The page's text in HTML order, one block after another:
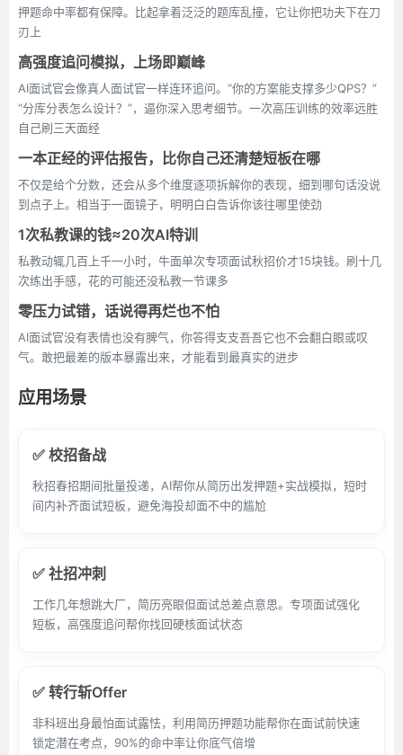
押题命中率都有保障。比起拿着泛泛的题库乱撞，它让你把功夫下在刀
刃上
高强度追问模拟，上场即巅峰
AI面试官会像真人面试官一样连环追问。“你的方案能支撑多少QPS？”
“分库分表怎么设计？”，逼你深入思考细节。一次高压训练的效率远胜
自己刷三天面经
一本正经的评估报告，比你自己还清楚短板在哪
不仅是给个分数，还会从多个维度逐项拆解你的表现，细到哪句话没说
到点子上。相当于一面镜子，明明白白告诉你该往哪里使劲
1次私教课的钱≈20次AI特训
私教动辄几百上千一小时，牛面单次专项面试秋招价才15块钱。刷十几
次练出手感，花的可能还没私教一节课多
零压力试错，话说得再烂也不怕
AI面试官没有表情也没有脾气，你答得支支吾吾它也不会翻白眼或叹
气。敢把最差的版本暴露出来，才能看到最真实的进步
应用场景
✅ 校招备战
秋招春招期间批量投递，AI帮你从简历出发押题+实战模拟，短时
间内补齐面试短板，避免海投却面不中的尴尬
✅ 社招冲刺
工作几年想跳大厂，简历亮眼但面试总差点意思。专项面试强化
短板，高强度追问帮你找回硬核面试状态
✅ 转行斩Offer
非科班出身最怕面试露怯，利用简历押题功能帮你在面试前快速
锁定潜在考点，90%的命中率让你底气倍增